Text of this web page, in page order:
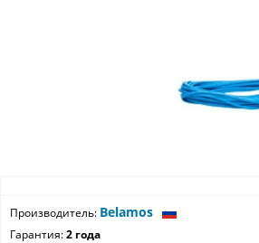
Производитель: Belamos
Гарантия:2 года